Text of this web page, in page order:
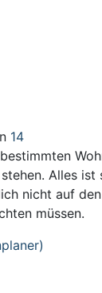
14
Alles ist
nicht auf den
müssen.